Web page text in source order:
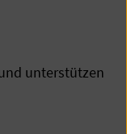
unterstützen